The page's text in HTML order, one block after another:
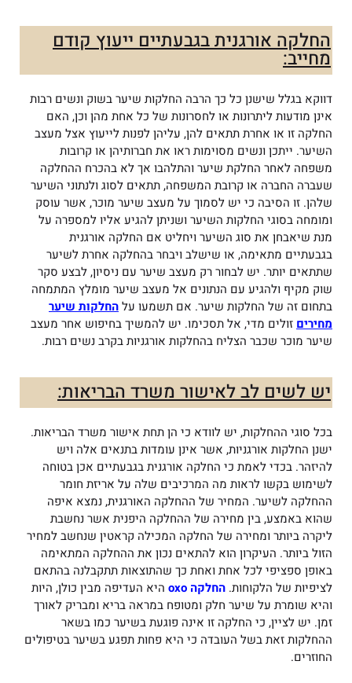
החלקה אורגנית בגבעתיים ייעוץ קודם
מחייב:
דווקא בגלל שישנן כל כך הרבה החלקות שיער בשוק ונשים רבות
אינן מודעות ליתרונות או לחסרונות של כל אחת מהן וכן, האם
החלקה זו או אחרת תתאים להן, עליהן לפנות לייעוץ אצל מעצב
השיער. ייתכן ונשים מסוימות ראו את חברותיהן או קרובות
משפחה לאחר החלקת שיער והתלהבו אך לא בהכרח ההחלקה
שעברה החברה או קרובת המשפחה, תתאים לסוג ולנתוני השיער
שלהן. זו הסיבה כי יש לסמוך על מעצב שיער מוכר, אשר עוסק
ומומחה בסוגי החלקות השיער ושניתן להגיע אליו למספרה על
מנת שיאבחן את סוג השיער ויחליט אם החלקה אורגנית
בגבעתיים מתאימה, או שישלב ויבחר בהחלקה אחרת לשיער
שתתאים יותר. יש לבחור רק מעצב שיער עם ניסיון, לבצע סקר
שוק מקיף ולהגיע עם הנתונים אל מעצב שיער מומלץ המתמחה
בתחום זה של החלקות שיער. אם תשמעו עלהחלקות שיער
מחירים זולים מדי, אל תסכימו. יש להמשיך בחיפוש אחר מעצב
שיער מוכר שכבר הצליח בהחלקות אורגניות בקרב נשים רבות.
יש לשים לב לאישור משרד הבריאות:
בכל סוגי ההחלקות, יש לוודא כי הן תחת אישור משרד הבריאות.
ישנן החלקות אורגניות, אשר אינן עומדות בתנאים אלה ויש
להיזהר. בכדי לאמת כי החלקה אורגנית בגבעתיים אכן בטוחה
לשימוש בקשו לראות מה המרכיבים שלה על אריזת חומר
ההחלקה לשיער. המחיר של ההחלקה האורגנית, נמצא איפה
שהוא באמצע, בין מחירה של ההחלקה היפנית אשר נחשבת
ליקרה ביותר ומחירה של החלקה המכילה קראטין שנחשב למחיר
הזול ביותר. העיקרון הוא להתאים נכון את ההחלקה המתאימה
באופן ספציפי לכל אחת ואחת כך שהתוצאות תתקבלנה בהתאם
לציפיות של הלקוחות. החלקה oxo
היא העדיפה מבין כולן, היות
והיא שומרת על שיער חלק ומטופח במראה בריא ומבריק לאורך
זמן. יש לציין, כי החלקה זו אינה פוגעת בשיער כמו בשאר
ההחלקות זאת בשל העובדה כי היא פחות תפגע בשיער בטיפולים
החוזרים.